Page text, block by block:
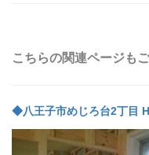
こちらの関連ページも
◆八王子市めじろ台2丁目